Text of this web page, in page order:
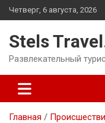
Перейти
к
Четверг, 6 августа, 2026
Stels
Развлекательный
Главная